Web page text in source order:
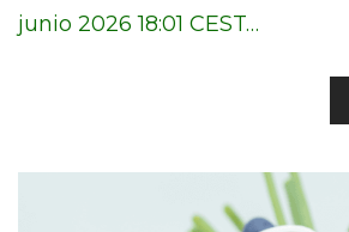
junio 2026 18:01 CEST…